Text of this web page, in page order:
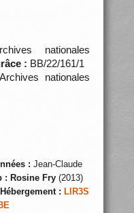
nationales
: BB/22/161/1
nationales
: Jean-Claude
: Rosine Fry(2013)
Hébergement : LIR3S